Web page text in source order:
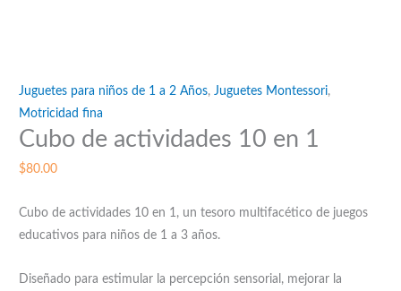
Juguetes para niños de 1 a 2 Años,Juguetes Montessori,
Motricidad fina
Cubo de actividades 10 en 1
$80.00
Cubo de actividades 10 en 1, un tesoro multifacético de juegos
educativos para niños de 1 a 3 años.
Diseñado para estimular la percepción sensorial, mejorar la